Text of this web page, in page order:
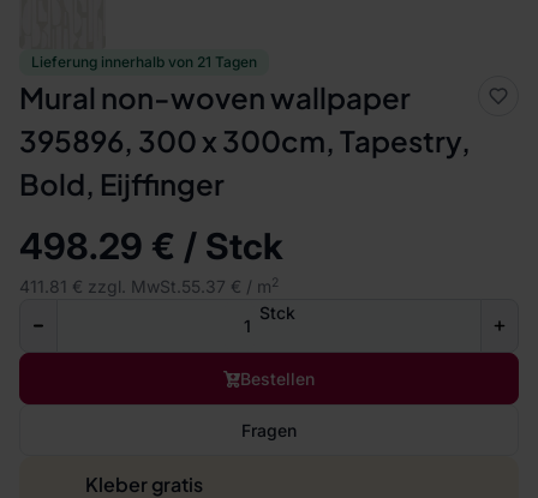
Lieferung innerhalb von 21 Tagen
Mural non-woven wallpaper
395896, 300 x 300cm, Tapestry,
Bold, Eijffinger
498.29 € / Stck
411.81 € zzgl. MwSt. 55.37 € / m2
Stck
Bestellen
Fragen
Kleber gratis